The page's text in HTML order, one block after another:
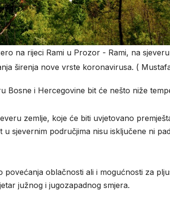
na rijeci Rami u Prozor - Rami, na
širenja nove vrste koronavirusa. (
Bosne i Hercegovine bit će nešto niže
zemlje, koje će biti uvjetovano
sjevernim područjima nisu isključene ni
povećanja oblačnosti ali i mogućnosti za
južnog i jugozapadnog smjera.